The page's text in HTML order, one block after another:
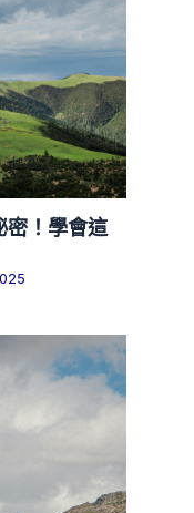
密！學會這